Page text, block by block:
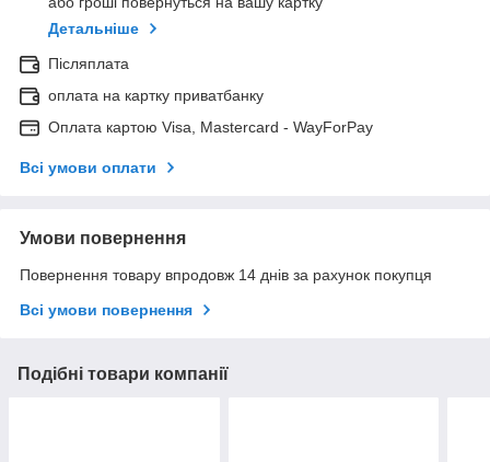
Детальніше
Післяплата
оплата на картку приватбанку
Оплата картою Visa, Mastercard - WayForPay
Всі умови оплати
Умови повернення
Повернення товару впродовж 14 днів за рахунок покупця
Всі умови повернення
Подібні товари компанії